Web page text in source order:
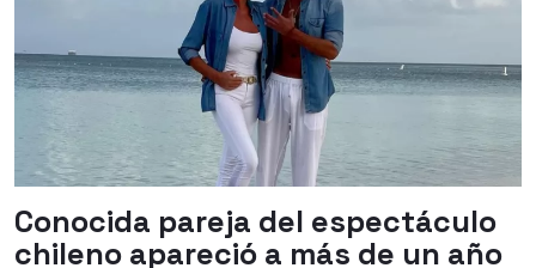
Conocida pareja del espectáculo
chileno apareció a más de un año